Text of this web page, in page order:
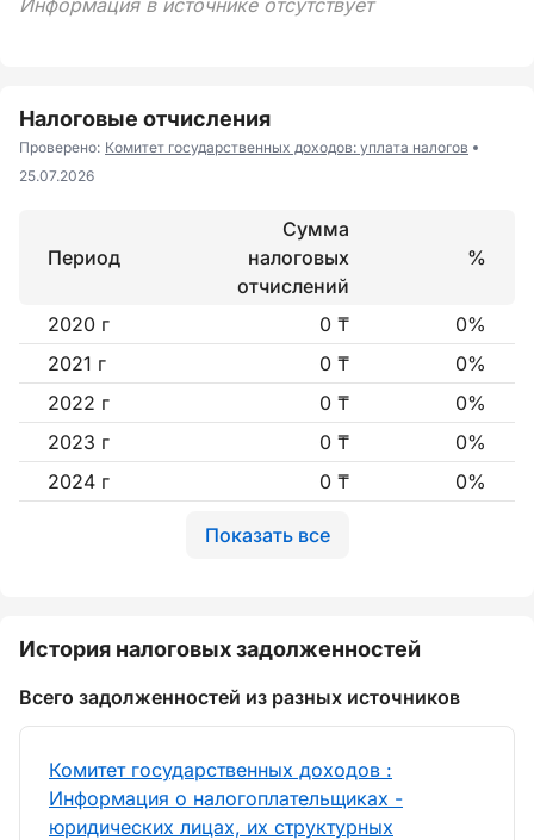
Информация в источнике отсутствует
Налоговые отчисления
Проверено: Комитет государственных доходов: уплата налогов
25.07.2026
Период
Сумма
налоговых
отчислений
%
2020 г 0 ₸
0%
2021 г
0 ₸
0%
2022 г
0 ₸
0%
2023 г
0 ₸
0%
2024 г
0 ₸ 0%
Показать все
История налоговых задолженностей
Всего задолженностей из разных источников
Комитет государственных доходов :
Информация о налогоплательщиках -
юридических лицах, их структурных